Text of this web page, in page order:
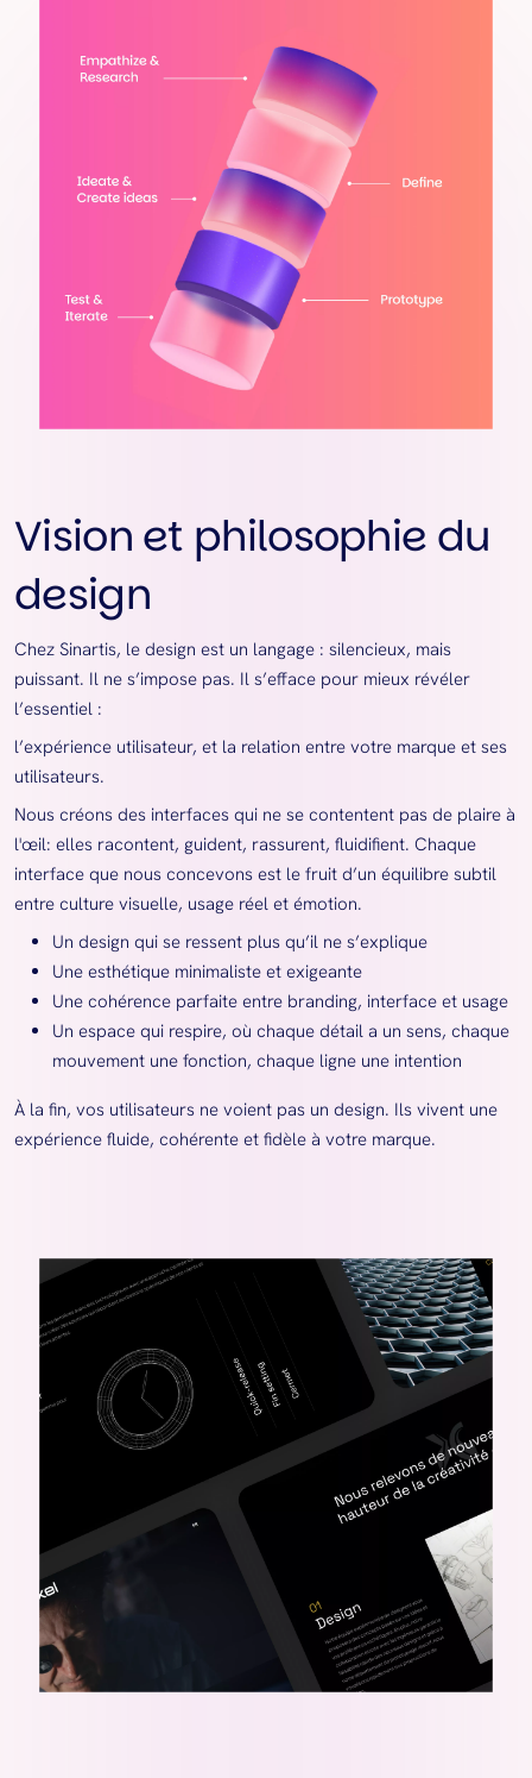
Vision et philosophie du
design
Chez Sinartis, le design est un langage : silencieux, mais
puissant. Il ne s’impose pas. Il s’efface pour mieux révéler
l’essentiel :
l’expérience utilisateur, et la relation entre votre marque et ses
utilisateurs.
Nous créons des interfaces qui ne se contentent pas de plaire à
l'œil: elles racontent, guident, rassurent, fluidifient. Chaque
interface que nous concevons est le fruit d’un équilibre subtil
entre culture visuelle, usage réel et émotion.
Un design qui se ressent plus qu’il ne s’explique
Une esthétique minimaliste et exigeante
Une cohérence parfaite entre branding, interface et usage
Un espace qui respire, où chaque détail a un sens, chaque
mouvement une fonction, chaque ligne une intention
À la fin, vos utilisateurs ne voient pas un design. Ils vivent une
expérience fluide, cohérente et fidèle à votre marque.